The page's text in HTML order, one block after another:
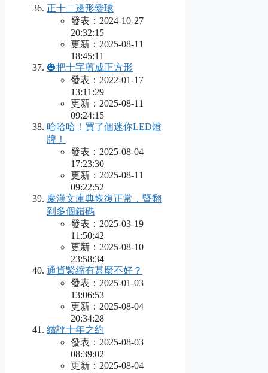
正十二邊形變環
發表：2024-10-27
20:32:15
更新：2025-08-11
18:45:11
🎃把十字剪成正方形
發表：2022-01-17
13:11:29
更新：2025-08-11
09:24:15
哈哈哈！買了個迷你LED燈
牌！
發表：2025-08-04
17:23:30
更新：2025-08-11
09:22:52
慶漢文庫典恢復正常，暨翻
到多個錯碼
發表：2025-03-19
11:50:42
更新：2025-08-10
23:58:34
通貨緊縮有甚麼不好？
發表：2025-01-03
13:06:53
更新：2025-08-04
20:34:28
續評十年之約
發表：2025-08-03
08:39:02
更新：2025-08-04